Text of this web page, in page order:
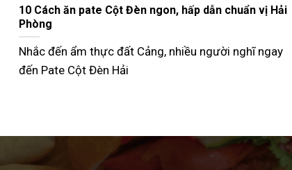
Nướng bánh mì que bằng nồi chiên không dầu giòn
ngon như ngoài tiệm
Không phải ai cũng biết cách nướng bánh mì que bằng
nồi chiên không dầu